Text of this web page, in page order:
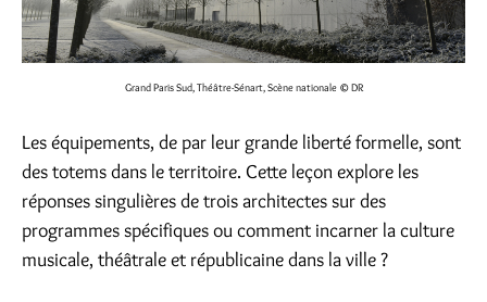
Grand Paris Sud, Théâtre-Sénart, Scène nationale © DR
Les équipements, de par leur grande liberté formelle, sont
des totems dans le territoire. Cette leçon explore les
réponses singulières de trois architectes sur des
programmes spécifiques ou comment incarner la culture
musicale, théâtrale et républicaine dans la ville ?